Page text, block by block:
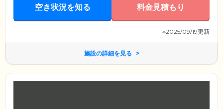
空き状況を知る 料金見積もり
※2025/09/19更新
施設の詳細を見る